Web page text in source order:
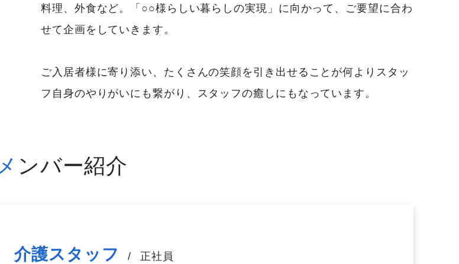
料理、外食など。「○○様らしい暮らしの実現」に向かって、ご要望に合わ
せて企画をしていきます。
ご入居者様に寄り添い、たくさんの笑顔を引き出せることが何よりスタッ
フ自身のやりがいにも繋がり、スタッフの癒しにもなっています。
メンバー紹介
介護スタッフ / 正社員